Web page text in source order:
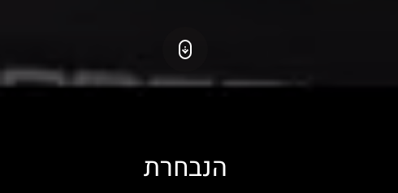
הנבחרת